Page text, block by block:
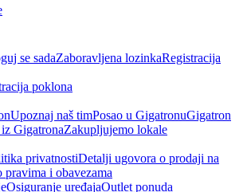
se sadaZaboravljena lozinkaRegistracija
poklona
Upoznaj naš timPosao u GigatronuGigatron
GigatronaZakupljujemo lokale
privatnostiDetalji ugovora o prodaji na
pravima i obavezama
Osiguranje uređajaOutlet ponuda